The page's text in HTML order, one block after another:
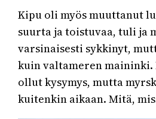
Kipu oli myös muuttanut
suurta ja toistuvaa, tuli ja
varsinaisesti sykkinyt,
kuin valtameren maininki.
ollut kysymys, mutta
kuitenkin aikaan. Mitä,